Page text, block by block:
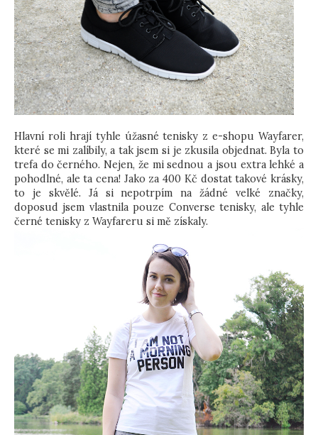
Hlavní roli hrají tyhle úžasné tenisky z e-shopu Wayfarer,
které se mi zalíbily, a tak jsem si je zkusila objednat. Byla to
trefa do černého. Nejen, že mi sednou a jsou extra lehké a
pohodlné, ale ta cena! Jako za 400 Kč dostat takové krásky,
to je skvělé. Já si nepotrpím na žádné velké značky,
doposud jsem vlastnila pouze Converse tenisky, ale tyhle
černé tenisky z Wayfareru si mě získaly.